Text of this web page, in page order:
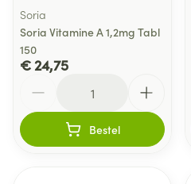
Soria
Soria Vitamine A 1,2mg Tabl
150
€ 24,75
Bestel